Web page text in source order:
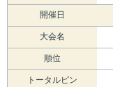
開催日
大会名
順位
トータルピン